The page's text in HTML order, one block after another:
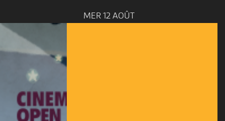
MER 12 AOÛT